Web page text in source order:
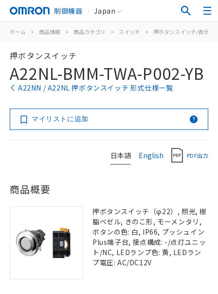
制御機器 Japan
ホーム > 商品情報 > 商品カテゴリ > スイッチ > 押ボタンスイッチ/表示灯
押ボタンスイッチ
A22NL-BMM-TWA-P002-YB
A22NN / A22NL 押ボタンスイッチ 形式仕様一覧
マイリストに追加
日本語 English PDF出力
商品概要
押ボタンスイッチ（φ22）, 照光, 樹
脂ベゼル, きのこ形, モーメンタリ,
ボタンの色: 白, IP66, プッシュイン
Plus端子台, 接点構成: -/点灯ユニッ
ト/NC, LEDランプ色: 黄, LEDラン
プ電圧: AC/DC12V